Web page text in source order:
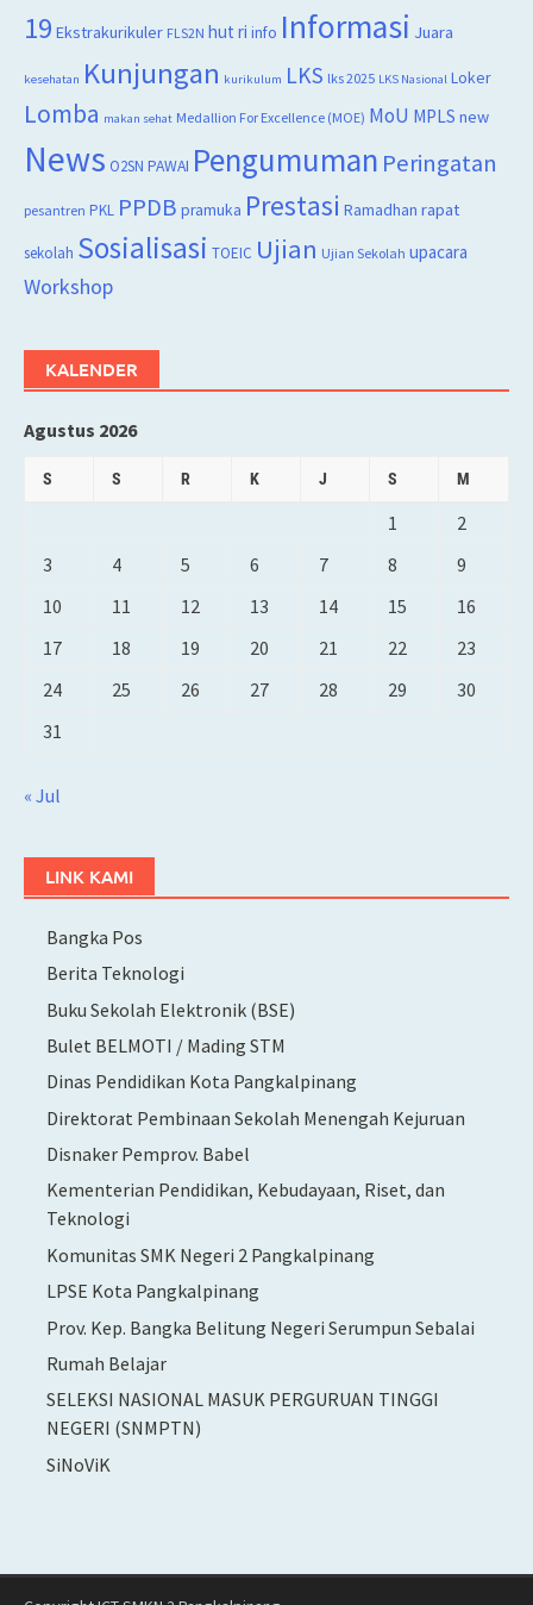
19 Ekstrakurikuler FLS2N hut ri info Informasi Juara
kesehatan Kunjungan kurikulum LKS lks 2025 LKS Nasional Loker
Lomba makan sehat Medallion For Excellence (MOE) MoU MPLS new
News O2SN PAWAI Pengumuman Peringatan
pesantren PKL PPDB pramuka Prestasi Ramadhan rapat
sekolah Sosialisasi TOEIC Ujian Ujian Sekolah upacara
Workshop
KALENDER
Agustus 2026
S S R K J S M
1
2
3
4 5 6 7 8
9
10
11 12 13 14 15
16
17
18 19 20 21 22
23
24
25 26 27 28 29
30
31
« Jul
LINK KAMI
Bangka Pos
Berita Teknologi
Buku Sekolah Elektronik (BSE)
Bulet BELMOTI / Mading STM
Dinas Pendidikan Kota Pangkalpinang
Direktorat Pembinaan Sekolah Menengah Kejuruan
Disnaker Pemprov. Babel
Kementerian Pendidikan, Kebudayaan, Riset, dan
Teknologi
Komunitas SMK Negeri 2 Pangkalpinang
LPSE Kota Pangkalpinang
Prov. Kep. Bangka Belitung Negeri Serumpun Sebalai
Rumah Belajar
SELEKSI NASIONAL MASUK PERGURUAN TINGGI
NEGERI (SNMPTN)
SiNoViK